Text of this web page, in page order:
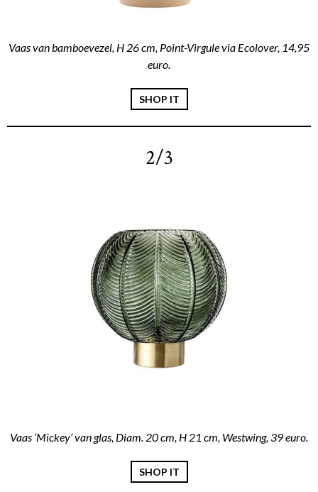
Vaas van bamboevezel, H 26 cm, Point-Virgule via Ecolover, 14,95
euro.
SHOP IT
2/3
Vaas ‘Mickey’ van glas, Diam. 20 cm, H 21 cm, Westwing, 39 euro.
SHOP IT